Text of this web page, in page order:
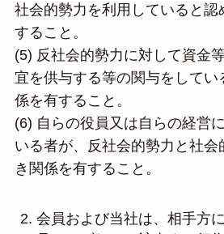
社会的勢力を利用していると認
すること。
(5) 反社会的勢力に対して資金
宜を供与する等の関与をしてい
係を有すること。
(6) 自らの役員又は自らの経営
いる者が、反社会的勢力と社会
き関係を有すること。
会員および当社は、相手方